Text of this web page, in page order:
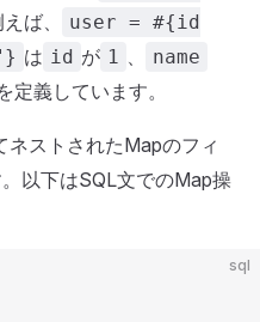
ば、
user = #{id
は id が 1 name
定義しています。
ネストされたMapのフィ
以下はSQL文でのMap操
sql